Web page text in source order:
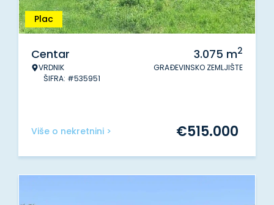
Plac
Centar
VRDNIK
ŠIFRA: #535951
3.075 m2
GRAĐEVINSKO ZEMLJIŠTE
Više o nekretnini > €515.000